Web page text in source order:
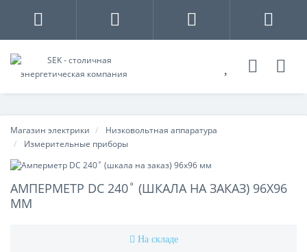
Магазин электрики
Низковольтная аппаратура
Измерительные приборы
АМПЕРМЕТР DC 240˚ (ШКАЛА НА ЗАКАЗ) 96X96
ММ
На складе